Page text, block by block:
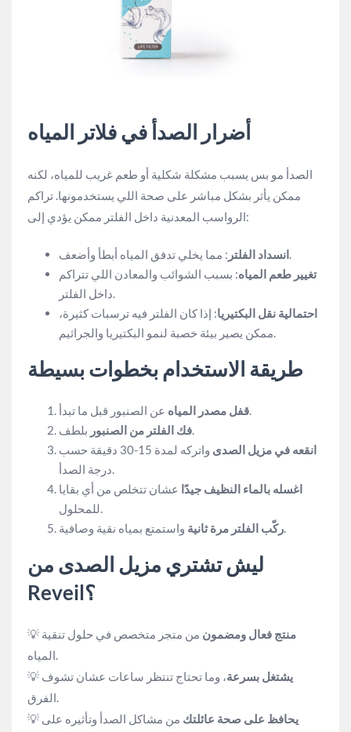
أضرار الصدأ في فلاتر المياه
الصدأ مو بس يسبب مشكلة شكلية أو طعم غريب للمياه، لكنه
ممكن يأثر بشكل مباشر على صحة اللي يستخدمونها. تراكم
الرواسب المعدنية داخل الفلتر ممكن يؤدي إلى:
انسداد الفلتر: مما يخلي تدفق المياه أبطأ وأضعف.
تغيير طعم المياه: بسبب الشوائب والمعادن اللي تتراكم
داخل الفلتر.
احتمالية نقل البكتيريا: إذا كان الفلتر فيه ترسبات كثيرة،
ممكن يصير بيئة خصبة لنمو البكتيريا والجراثيم.
طريقة الاستخدام بخطوات بسيطة
قفل مصدر المياه
فك الفلتر من الصنبور
انقعه في مزيل الصدى
واتركه لمدة 15-30 دقيقة حسب
اغسله بالماء النظيف جيدًا عشان تتخلص من أي بقايا
ركّب الفلتر مرة ثانية
ليش تشتري مزيل الصدى من
Reveil؟
💡 منتج فعال ومضمون من متجر متخصص في حلول تنقية
المياه.
💡
يشتغل بسرعة، وما تحتاج تنتظر ساعات عشان تشوف
الفرق.
💡
يحافظ على صحة عائلتك من مشاكل الصدأ وتأثيره على